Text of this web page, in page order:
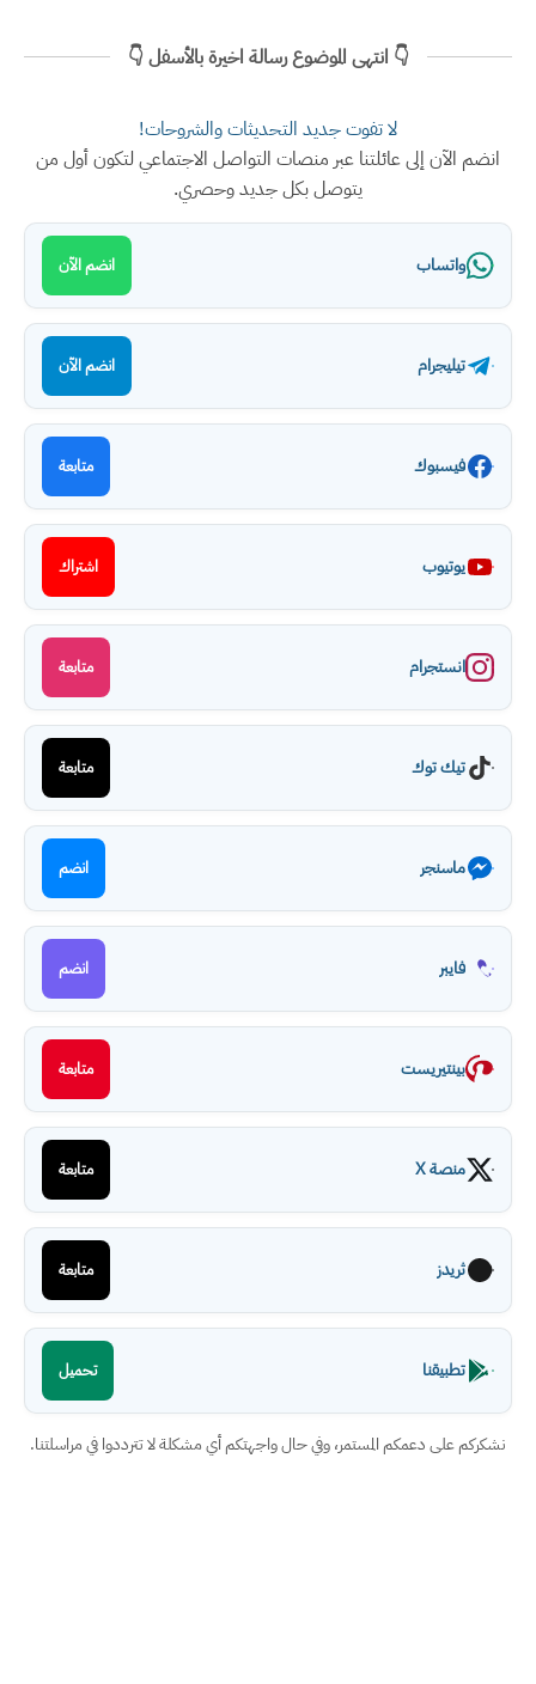
👇 انتهى الموضوع رسالة اخيرة بالأسفل 👇
لا تفوت جديد التحديثات والشروحات!
انضم الآن إلى عائلتنا عبر منصات التواصل الاجتماعي لتكون أول من
يتوصل بكل جديد وحصري.
واتساب انضم الآن
تيليجرام انضم الآن
فيسبوك متابعة
يوتيوب اشتراك
انستجرام متابعة
تيك توك متابعة
ماسنجر انضم
فايبر انضم
بينتيريست متابعة
منصة X متابعة
ثريدز متابعة
تطبيقنا تحميل
نشكركم على دعمكم المستمر، وفي حال واجهتكم أي مشكلة لا تترددوا في مراسلتنا.